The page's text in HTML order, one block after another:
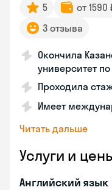
5 от
3 отзыва
Окончила
университет
Проходила
Имеет
Читать дальше
Услуги и
Английский язык